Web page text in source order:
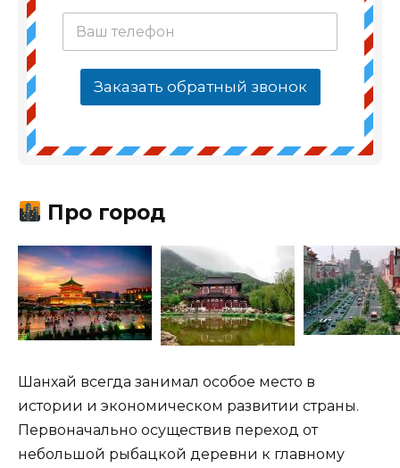
Заказать обратный звонок
Про город
Шанхай всегда занимал особое место в
истории и экономическом развитии страны.
Первоначально осуществив переход от
небольшой рыбацкой деревни к главному